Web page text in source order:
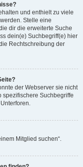
und enthielt zu viele
Stelle eine
dir die erweiterte Suche
dein(e) Suchbegriff(e) hier
Rechtschreibung der
der Webserver sie nicht
spezifischere Suchbegriffe
Mitglied suchen“.